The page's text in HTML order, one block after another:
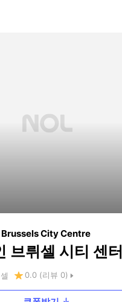
City Centre
브뤼셀 시티 센터
0.0 (리뷰 0)